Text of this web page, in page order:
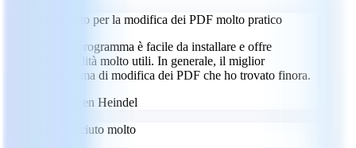
Strumento per la modifica dei PDF molto pratico
Questo programma è facile da installare e offre
funzionalità molto utili. In generale, il miglior
programma di modifica dei PDF che ho trovato finora.
Goeren Heindel
Mi è piaciuto molto